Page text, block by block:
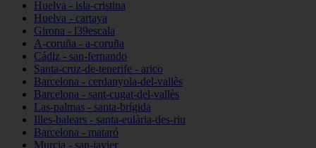
Huelva - isla-cristina
Huelva - cartaya
Girona - l39escala
A-coruña - a-coruña
Cádiz - san-fernando
Santa-cruz-de-tenerife - arico
Barcelona - cerdanyola-del-vallès
Barcelona - sant-cugat-del-vallès
Las-palmas - santa-brígida
Illes-balears - santa-eulària-des-riu
Barcelona - mataró
Murcia - san-javier